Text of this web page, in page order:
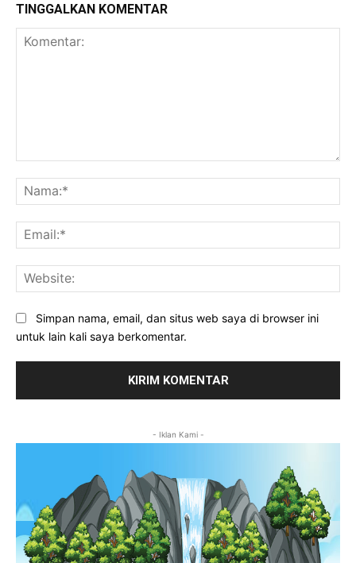
TINGGALKAN KOMENTAR
Simpan nama, email, dan situs web saya di browser ini
untuk lain kali saya berkomentar.
- Iklan Kami -